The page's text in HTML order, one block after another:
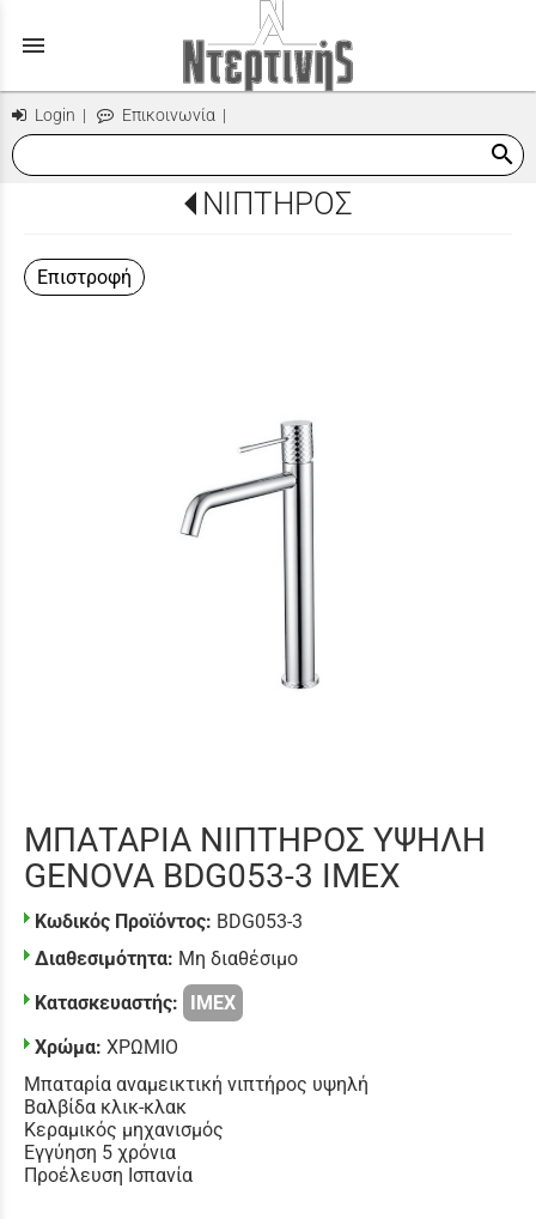
menu
Login | Επικοινωνία |
search
ΝΙΠΤΗΡΟΣ
Επιστροφή
ΜΠΑΤΑΡΙΑ ΝΙΠΤΗΡΟΣ ΥΨΗΛΗ
GENOVA BDG053-3 IMEX
Κωδικός Προϊόντος: BDG053-3
Διαθεσιμότητα: Μη διαθέσιμο
Κατασκευαστής:
IMEX
Χρώμα: ΧΡΩΜΙΟ
Μπαταρία αναμεικτική νιπτήρος υψηλή
Βαλβίδα κλικ-κλακ
Κεραμικός μηχανισμός
Εγγύηση 5 χρόνια
Προέλευση Ισπανία